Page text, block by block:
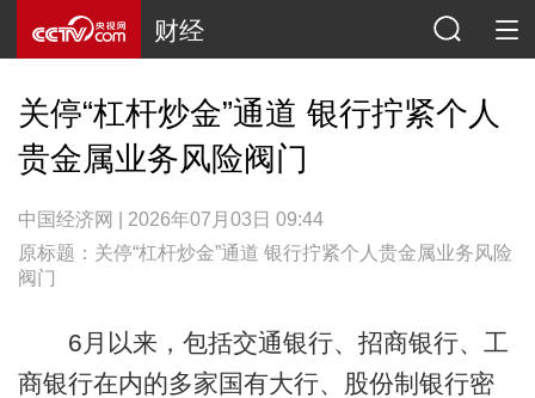
财经
关停“杠杆炒金”通道 银行拧紧个人
贵金属业务风险阀门
中国经济网 | 2026年07月03日 09:44
原标题：关停“杠杆炒金”通道 银行拧紧个人贵金属业务风险
阀门
6月以来，包括交通银行、招商银行、工
商银行在内的多家国有大行、股份制银行密